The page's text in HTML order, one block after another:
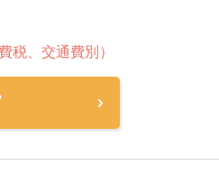
税、交通費別）